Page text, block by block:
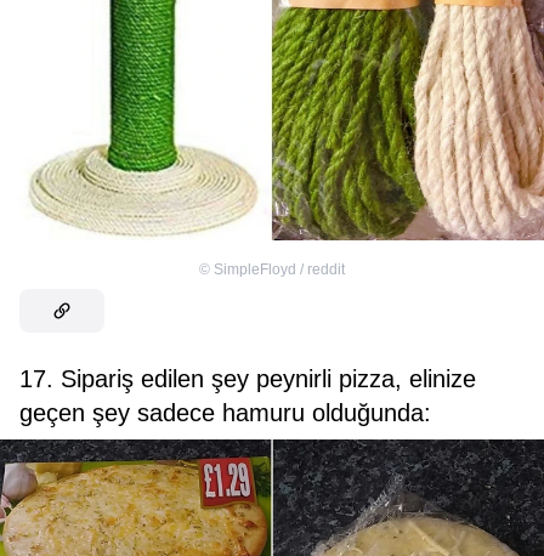
© SimpleFloyd / reddit
17. Sipariş edilen şey peynirli pizza, elinize
geçen şey sadece hamuru olduğunda: